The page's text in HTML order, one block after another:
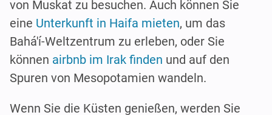
von Muskat zu besuchen. Auch können Sie
eine Unterkunft in Haifa mieten, um das
Bahá'í-Weltzentrum zu erleben, oder Sie
können airbnb im Irak finden und auf den
Spuren von Mesopotamien wandeln.
Wenn Sie die Küsten genießen, werden Sie